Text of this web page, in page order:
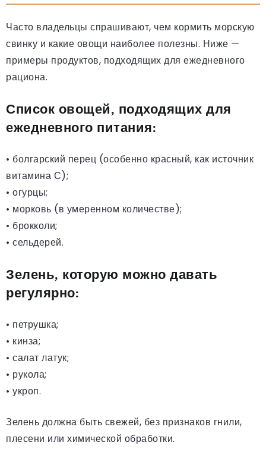
Часто владельцы спрашивают, чем кормить морскую
свинку и какие овощи наиболее полезны. Ниже —
примеры продуктов, подходящих для ежедневного
рациона.
Список овощей, подходящих для
ежедневного питания:
• болгарский перец (особенно красный, как источник
витамина С);
• огурцы;
• морковь (в умеренном количестве);
• брокколи;
• сельдерей.
Зелень, которую можно давать
регулярно:
• петрушка;
• кинза;
• салат латук;
• рукола;
• укроп.
Зелень должна быть свежей, без признаков гнили,
плесени или химической обработки.